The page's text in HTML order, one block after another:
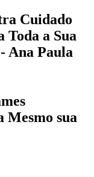
Cuidado
Toda a Sua
Ana Paula
Mesmo sua